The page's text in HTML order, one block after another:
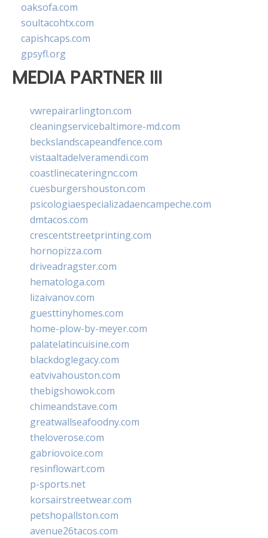
oaksofa.com
soultacohtx.com
capishcaps.com
gpsyfl.org
MEDIA PARTNER III
vwrepairarlington.com
cleaningservicebaltimore-md.com
beckslandscapeandfence.com
vistaaltadelveramendi.com
coastlinecateringnc.com
cuesburgershouston.com
psicologiaespecializadaencampeche.com
dmtacos.com
crescentstreetprinting.com
hornopizza.com
driveadragster.com
hematologa.com
lizaivanov.com
guesttinyhomes.com
home-plow-by-meyer.com
palatelatincuisine.com
blackdoglegacy.com
eatvivahouston.com
thebigshowok.com
chimeandstave.com
greatwallseafoodny.com
theloverose.com
gabriovoice.com
resinflowart.com
p-sports.net
korsairstreetwear.com
petshopallston.com
avenue26tacos.com